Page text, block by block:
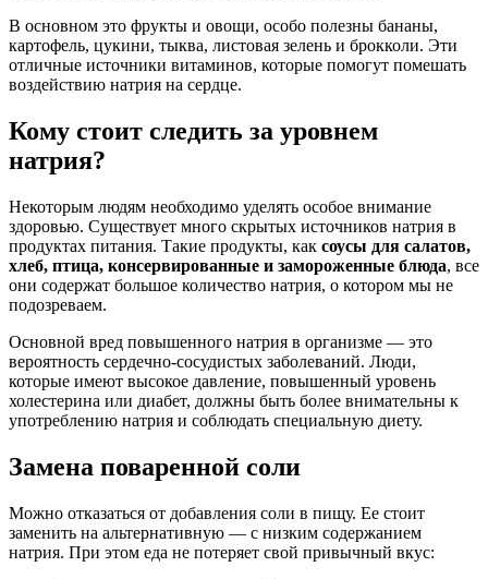
В основном это фрукты и овощи, особо полезны бананы,
картофель, цукини, тыква, листовая зелень и брокколи. Эти
отличные источники витаминов, которые помогут помешать
воздействию натрия на сердце.
Кому стоит следить за уровнем
натрия?
Некоторым людям необходимо уделять особое внимание
здоровью. Существует много скрытых источников натрия в
продуктах питания. Такие продукты, как соусы для салатов,
хлеб, птица, консервированные и замороженные блюда, все
они содержат большое количество натрия, о котором мы не
подозреваем.
Основной вред повышенного натрия в организме — это
вероятность сердечно-сосудистых заболеваний. Люди,
которые имеют высокое давление, повышенный уровень
холестерина или диабет, должны быть более внимательны к
употреблению натрия и соблюдать специальную диету.
Замена поваренной соли
Можно отказаться от добавления соли в пищу. Ее стоит
заменить на альтернативную — с низким содержанием
натрия. При этом еда не потеряет свой привычный вкус: